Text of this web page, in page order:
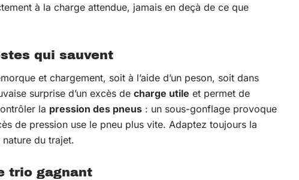
à la charge attendue, jamais en deçà de ce que
qui sauvent
et chargement, soit à l’aide d’un peson, soit dans
surprise d’un excès de charge utile et permet de
la pression des pneus : un sous-gonflage provoque
de pression use le pneu plus vite. Adaptez toujours la
du trajet.
trio gagnant